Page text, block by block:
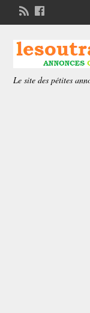
Le site des pétites